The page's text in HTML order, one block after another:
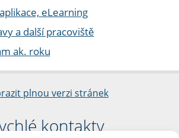
eLearning
a další pracoviště
ak. roku
plnou verzi stránek
kontakty